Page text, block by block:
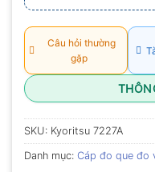
Câu hỏi thường
gặp
SKU: Kyoritsu 7227A
Danh mục: Cáp đo que đo